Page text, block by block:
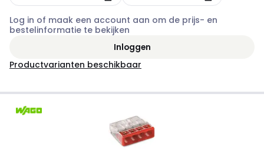
Log in of maak een account aan om de prijs- en
bestelinformatie te bekijken
Inloggen
Productvarianten beschikbaar